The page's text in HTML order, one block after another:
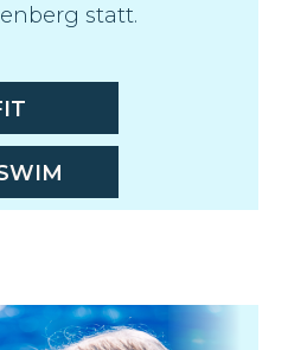
statt.